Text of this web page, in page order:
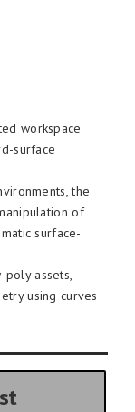
workspace
surface
the
of
surface-
assets,
using curves